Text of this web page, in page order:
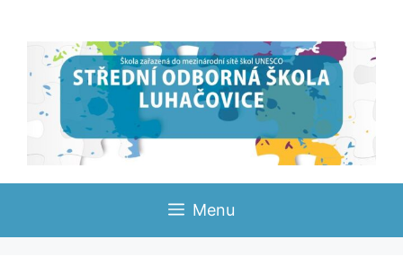
Menu